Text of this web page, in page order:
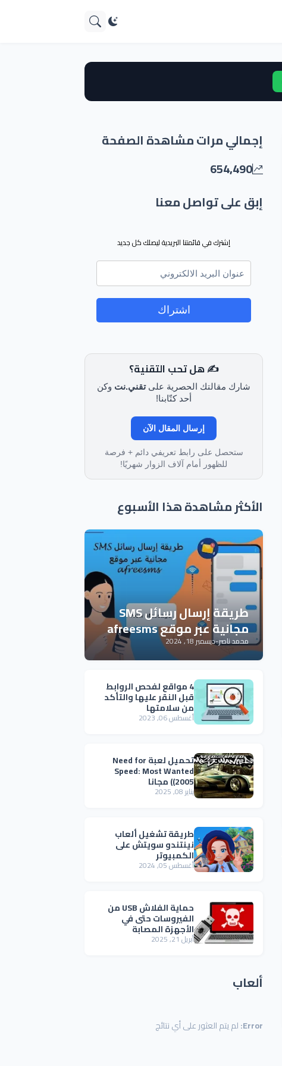
إجمالي مرات مشاهدة الصفحة
654,490
إبق على تواصل معنا
إشترك في قائمتنا البريدية ليصلك كل جديد
اشتراك
✍️ هل تحب التقنية؟
شارك مقالتك الحصرية علىتقني.نت وكن
أحد كتّابنا!
إرسال المقال الآن
ستحصل على رابط تعريفي دائم + فرصة
للظهور أمام آلاف الزوار شهريًا!
الأكثر مشاهدة هذا الأسبوع
طريقة إرسال رسائل SMS
مجانية عبر موقع afreesms
محمد ناصر-ديسمبر 18, 2024
4 مواقع لفحص الروابط
قبل النقر عليها والتأكد
من سلامتها
أغسطس 06, 2023
تحميل لعبة Need for
Speed: Most Wanted
(2005) مجانا
يناير 08, 2025
طريقة تشغيل ألعاب
نينتندو سويتش على
الكمبيوتر
أغسطس 05, 2024
حماية الفلاش USB من
الفيروسات حتى في
الأجهزة المصابة
أبريل 21, 2025
ألعاب
Error: لم يتم العثور على أي نتائج